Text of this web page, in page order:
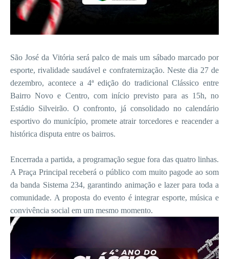
São José da Vitória será palco de mais um sábado marcado por
esporte, rivalidade saudável e confraternização. Neste dia 27 de
dezembro, acontece a 4ª edição do tradicional Clássico entre
Bairro Novo e Centro, com início previsto para as 15h, no
Estádio Silveirão. O confronto, já consolidado no calendário
esportivo do município, promete atrair torcedores e reacender a
histórica disputa entre os bairros.
Encerrada a partida, a programação segue fora das quatro linhas.
A Praça Principal receberá o público com muito pagode ao som
da banda Sistema 234, garantindo animação e lazer para toda a
comunidade. A proposta do evento é integrar esporte, música e
convivência social em um mesmo momento.